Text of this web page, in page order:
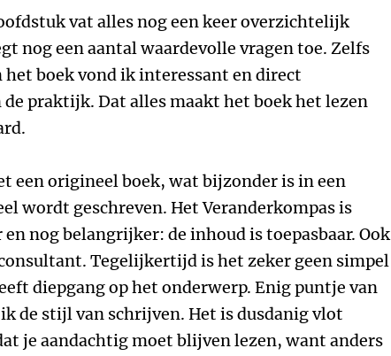
vat alles nog een keer overzichtelijk
nog een aantal waardevolle vragen toe. Zelfs
het boek vond ik interessant en direct
de praktijk. Dat alles maakt het boek het lezen
een origineel boek, wat bijzonder is in een
wordt geschreven. Het Veranderkompas is
en nog belangrijker: de inhoud is toepasbaar. Ook
Tegelijkertijd is het zeker geen simpel
diepgang op het onderwerp. Enig puntje van
de stijl van schrijven. Het is dusdanig vlot
je aandachtig moet blijven lezen, want anders